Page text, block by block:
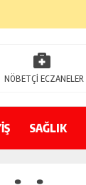
NÖBETÇİ ECZANELER
SAĞLIK